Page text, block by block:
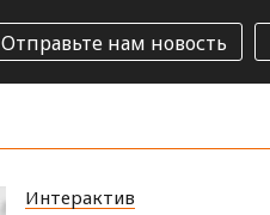
Отправьте нам новость
Интерактив